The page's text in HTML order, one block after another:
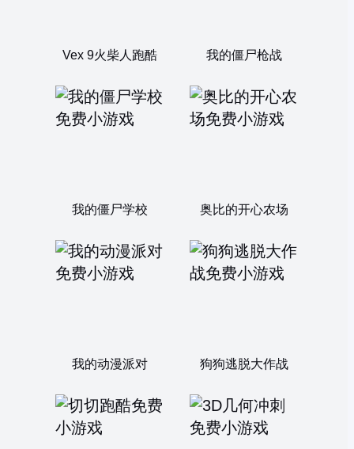
Vex 9火柴人跑酷 我的僵尸枪战
我的僵尸学校 奥比的开心农场
我的动漫派对 狗狗逃脱大作战